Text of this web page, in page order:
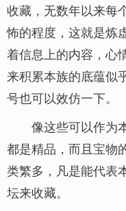
收藏，无数年以来每
怖的程度，这就是炼
着信息上的内容，心
来积累本族的底蕴似
号也可以效仿一下。
像这些可以作为
都是精品，而且宝物
类繁多，凡是能代表
坛来收藏。